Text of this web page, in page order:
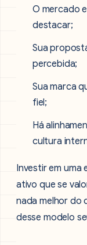
O mercado
destacar;
Sua
percebida;
Sua marca
fiel;
Há
cultura
Investir em
ativo que se
nada melhor do
desse modelo